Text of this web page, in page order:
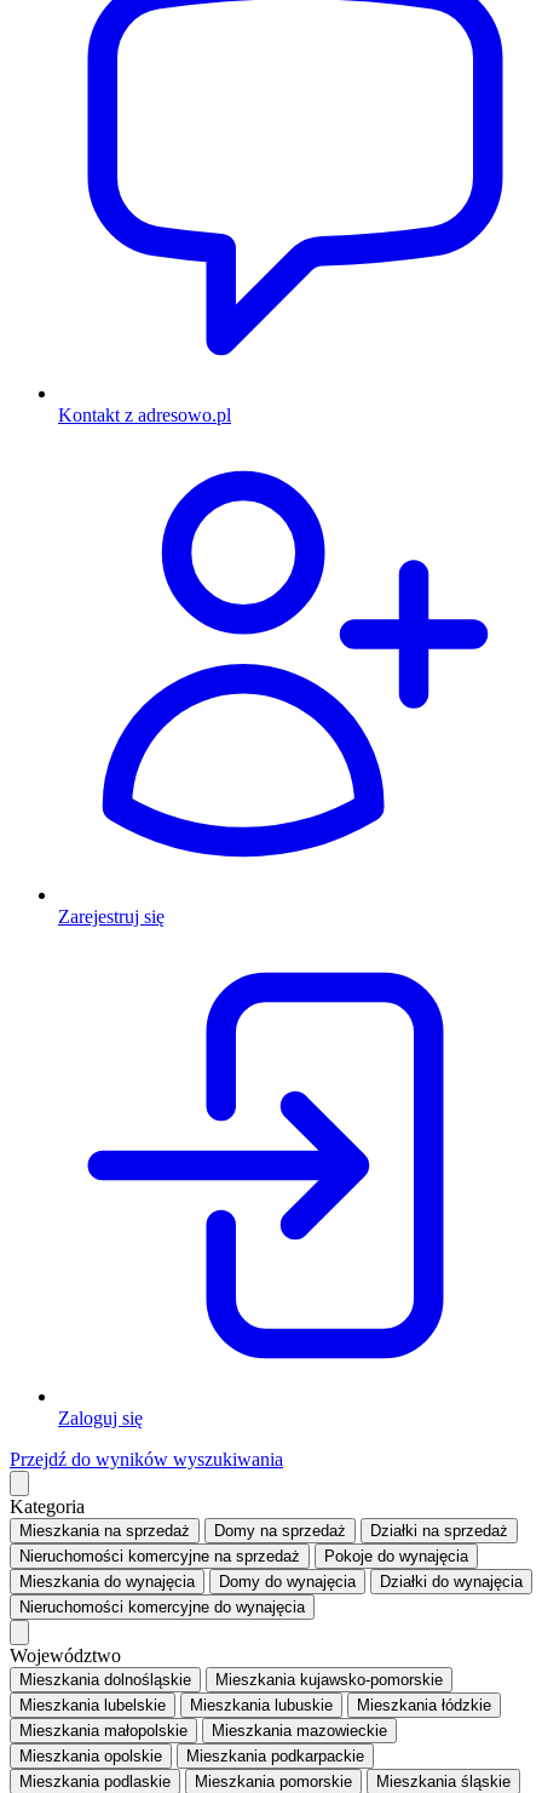
Kontakt z adresowo.pl
Zarejestruj się
Zaloguj się
Przejdź do wyników wyszukiwania
Kategoria
Mieszkaniana sprzedaż Domy na sprzedaż Działki na sprzedaż
Nieruchomości komercyjne na sprzedaż Pokoje do wynajęcia
Mieszkaniado wynajęcia Domy do wynajęcia Działki do wynajęcia
Nieruchomości komercyjne do wynajęcia
Województwo
Mieszkania dolnośląskie
Mieszkania kujawsko-pomorskie
Mieszkania lubelskie
Mieszkania lubuskie
Mieszkania łódzkie
Mieszkania małopolskie
Mieszkania mazowieckie
Mieszkania opolskie
Mieszkania podkarpackie
Mieszkania podlaskie
Mieszkania pomorskie
Mieszkania śląskie